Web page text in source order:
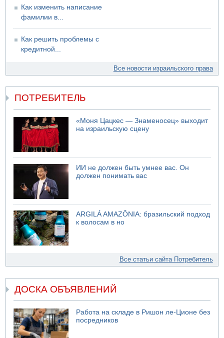
Как изменить написание
фамилии в...
Как решить проблемы с
кредитной...
Все новости израильского права
ПОТРЕБИТЕЛЬ
«Моня Цацкес — Знаменосец» выходит
на израильскую сцену
ИИ не должен быть умнее вас. Он
должен понимать вас
ARGILÁ AMAZÔNIA: бразильский подход
к волосам в но
Все статьи сайта Потребитель
ДОСКА ОБЪЯВЛЕНИЙ
Работа на складе в Ришон ле-Ционе без
посредников